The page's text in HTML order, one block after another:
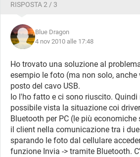
RISPOSTA 2 / 3
Blue Dragon
4 nov 2010 alle 17:48
Ho trovato una soluzione al
esempio le foto (ma non solo,
posto del cavo USB.
Io l'ho fatto e ci sono riuscito.
possibile vista la situazione coi
Bluetooth per PC (le più
il client nella comunicazione tra i
sparando le foto dal cellulare
funzione Invia -> tramite Bluetooth.